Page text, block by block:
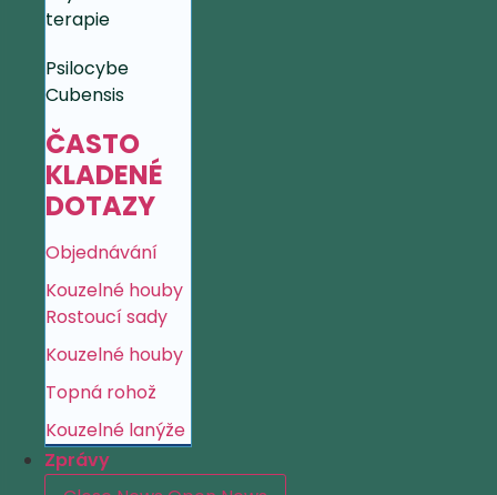
terapie
Psilocybe
Cubensis
ČASTO
KLADENÉ
DOTAZY
Objednávání
Kouzelné houby
Rostoucí sady
Kouzelné houby
Topná rohož
Kouzelné lanýže
Zprávy